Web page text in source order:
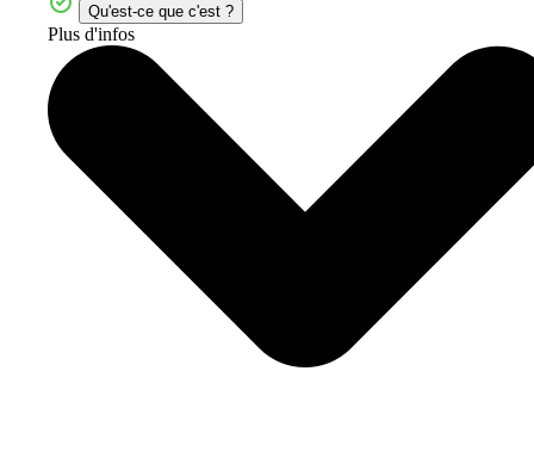
Qu'est-ce que c'est ?
Plus d'infos